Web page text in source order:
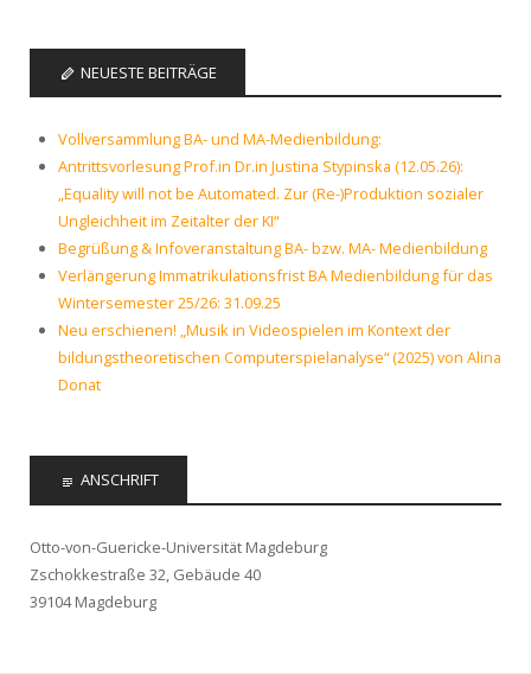
NEUESTE BEITRÄGE
Vollversammlung BA- und MA-Medienbildung:
Antrittsvorlesung Prof.in Dr.in Justina Stypinska (12.05.26):
„Equality will not be Automated. Zur (Re-)Produktion sozialer
Ungleichheit im Zeitalter der KI“
Begrüßung & Infoveranstaltung BA- bzw. MA- Medienbildung
Verlängerung Immatrikulationsfrist BA Medienbildung für das
Wintersemester 25/26: 31.09.25
Neu erschienen! „Musik in Videospielen im Kontext der
bildungstheoretischen Computerspielanalyse“ (2025) von Alina
Donat
ANSCHRIFT
Otto-von-Guericke-Universität Magdeburg
Zschokkestraße 32, Gebäude 40
39104 Magdeburg